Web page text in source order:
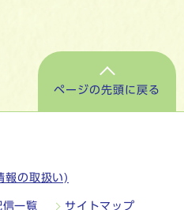
ページの先頭に戻る
報の取扱い)
信一覧 サイトマップ